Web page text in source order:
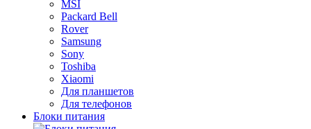
MSI
Packard Bell
Rover
Samsung
Sony
Toshiba
Xiaomi
Для планшетов
Для телефонов
Блоки питания